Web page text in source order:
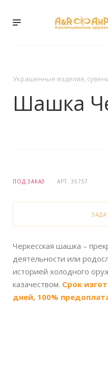
Украшенные изделия,
Шашка
ПОД ЗАКАЗ АРТ.35757
Черкесская шашка –
деятельности или
историей холодного
казачеством. Срок
дней, 100%